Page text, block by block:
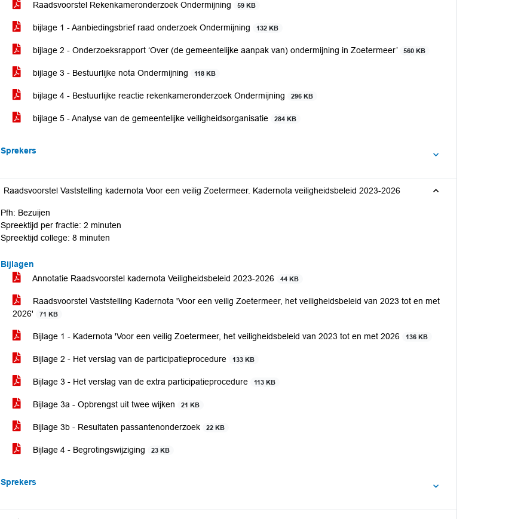
Raadsvoorstel Rekenkameronderzoek Ondermijning 59 KB
bijlage 1 - Aanbiedingsbrief raad onderzoek Ondermijning 132 KB
bijlage 2 - Onderzoeksrapport ‘Over (de gemeentelijke aanpak van) ondermijning in Zoetermeer’ 560 KB
bijlage 3 - Bestuurlijke nota Ondermijning 118 KB
bijlage 4 - Bestuurlijke reactie rekenkameronderzoek Ondermijning 296 KB
bijlage 5 - Analyse van de gemeentelijke veiligheidsorganisatie 284 KB
Sprekers
Raadsvoorstel Vaststelling kadernota Voor een veilig Zoetermeer. Kadernota veiligheidsbeleid 2023-2026
Pfh: Bezuijen
Spreektijd per fractie: 2 minuten
Spreektijd college: 8 minuten
Bijlagen
Annotatie Raadsvoorstel kadernota Veiligheidsbeleid 2023-2026
44 KB
Raadsvoorstel Vaststelling Kadernota 'Voor een veilig Zoetermeer, het veiligheidsbeleid van 2023 tot en met
2026'
71 KB
Bijlage 1 - Kadernota 'Voor een veilig Zoetermeer, het veiligheidsbeleid van 2023 tot en met 2026 136 KB
Bijlage 2 - Het verslag van de participatieprocedure 133 KB
Bijlage 3 - Het verslag van de extra participatieprocedure 113 KB
Bijlage 3a - Opbrengst uit twee wijken 21 KB
Bijlage 3b - Resultaten passantenonderzoek 22 KB
Bijlage 4 - Begrotingswijziging 23 KB
Sprekers